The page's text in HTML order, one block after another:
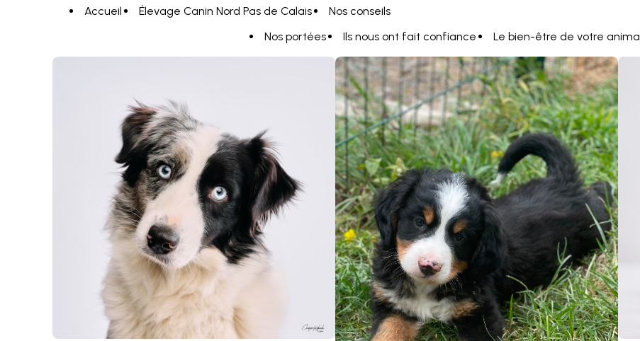
Accueil Élevage Canin Nord Pas de Calais
Nos conseils
Nos portées
Ils nous ont fait confiance Le bien-être de votre
Panneau de gestion des cookies